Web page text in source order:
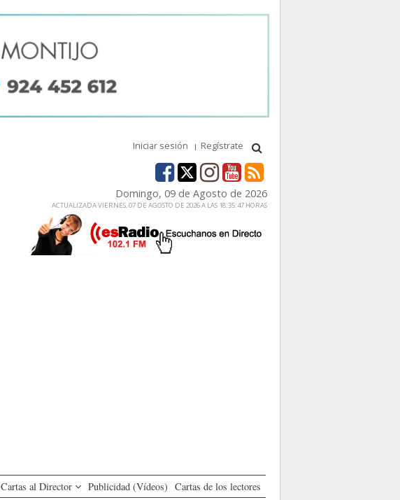
Iniciar sesión Regístrate
Domingo, 09 de Agosto de 2026
ACTUALIZADA VIERNES, 07 DE AGOSTO DE 2026 A LAS 18:35:47 HORAS
Cartas al Director Publicidad (Vídeos) Cartas de los lectores